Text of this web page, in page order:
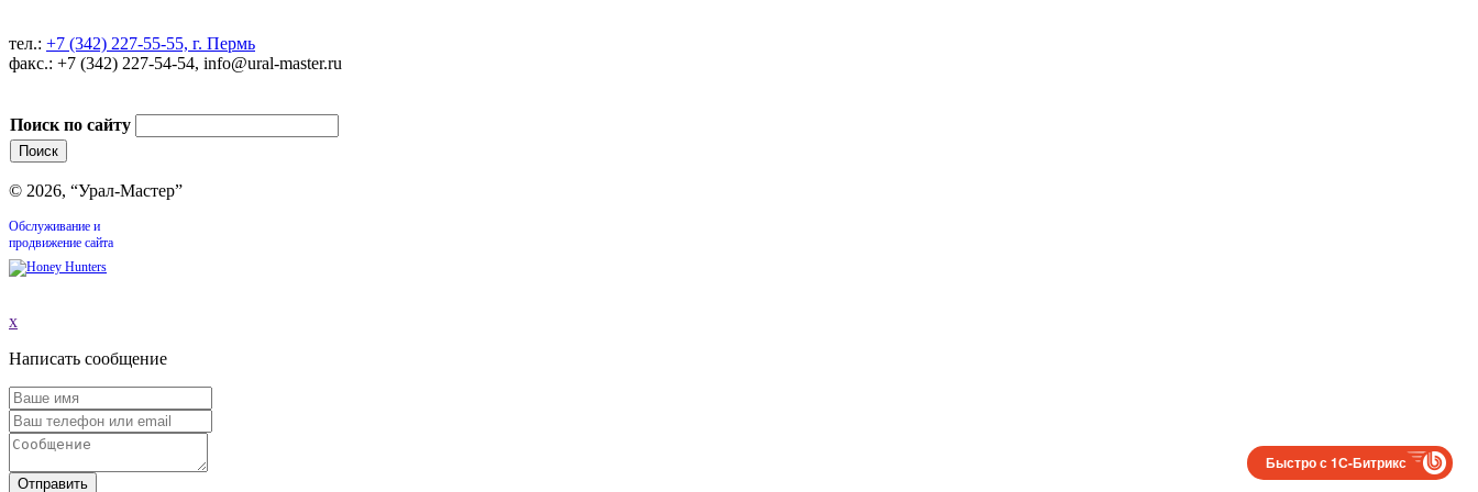
тел.: +7 (342) 227-55-55, г. Пермь
факс.: +7 (342) 227-54-54, info@ural-master.ru
Поиск по сайту
© 2026, “Урал-Мастер”
Обслуживание и
продвижение сайта
x
Написать сообщение
Отправить
Быстро с 1С-Битрикс